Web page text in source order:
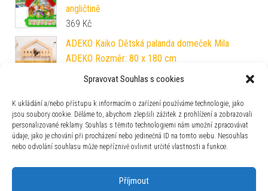
Spravovat Souhlas s cookies
K ukládání a/nebo přístupu k informacím o zařízení používáme technologie, jako
jsou soubory cookie. Děláme to, abychom zlepšili zážitek z prohlížení a zobrazovali
personalizované reklamy. Souhlas s těmito technologiemi nám umožní zpracovávat
údaje, jako je chování při procházení nebo jedinečná ID na tomto webu. Nesouhlas
nebo odvolání souhlasu může nepříznivě ovlivnit určité vlastnosti a funkce.
Příjmout
angličtině
369 Kč
ADEKO Kaiko Dětská palanda domeček Mila
ADEKO Rozměr: 80 x 180 cm
17 090
1 469Kč